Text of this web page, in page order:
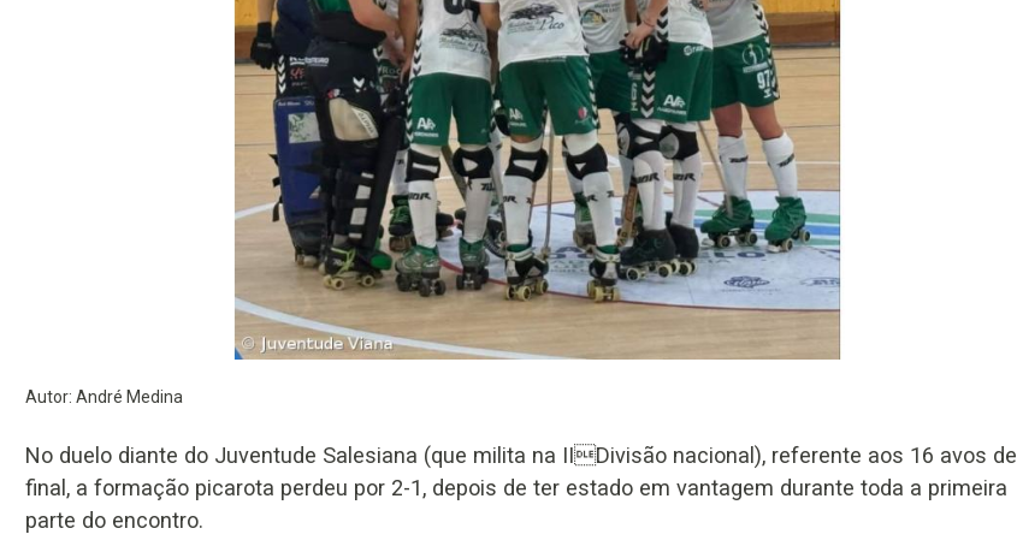
Autor: André Medina
No duelo diante do Juventude Salesiana (que milita na IIDivisão nacional), referente aos 16 avos de
final, a formação picarota perdeu por 2-1, depois de ter estado em vantagem durante toda a primeira
parte do encontro.